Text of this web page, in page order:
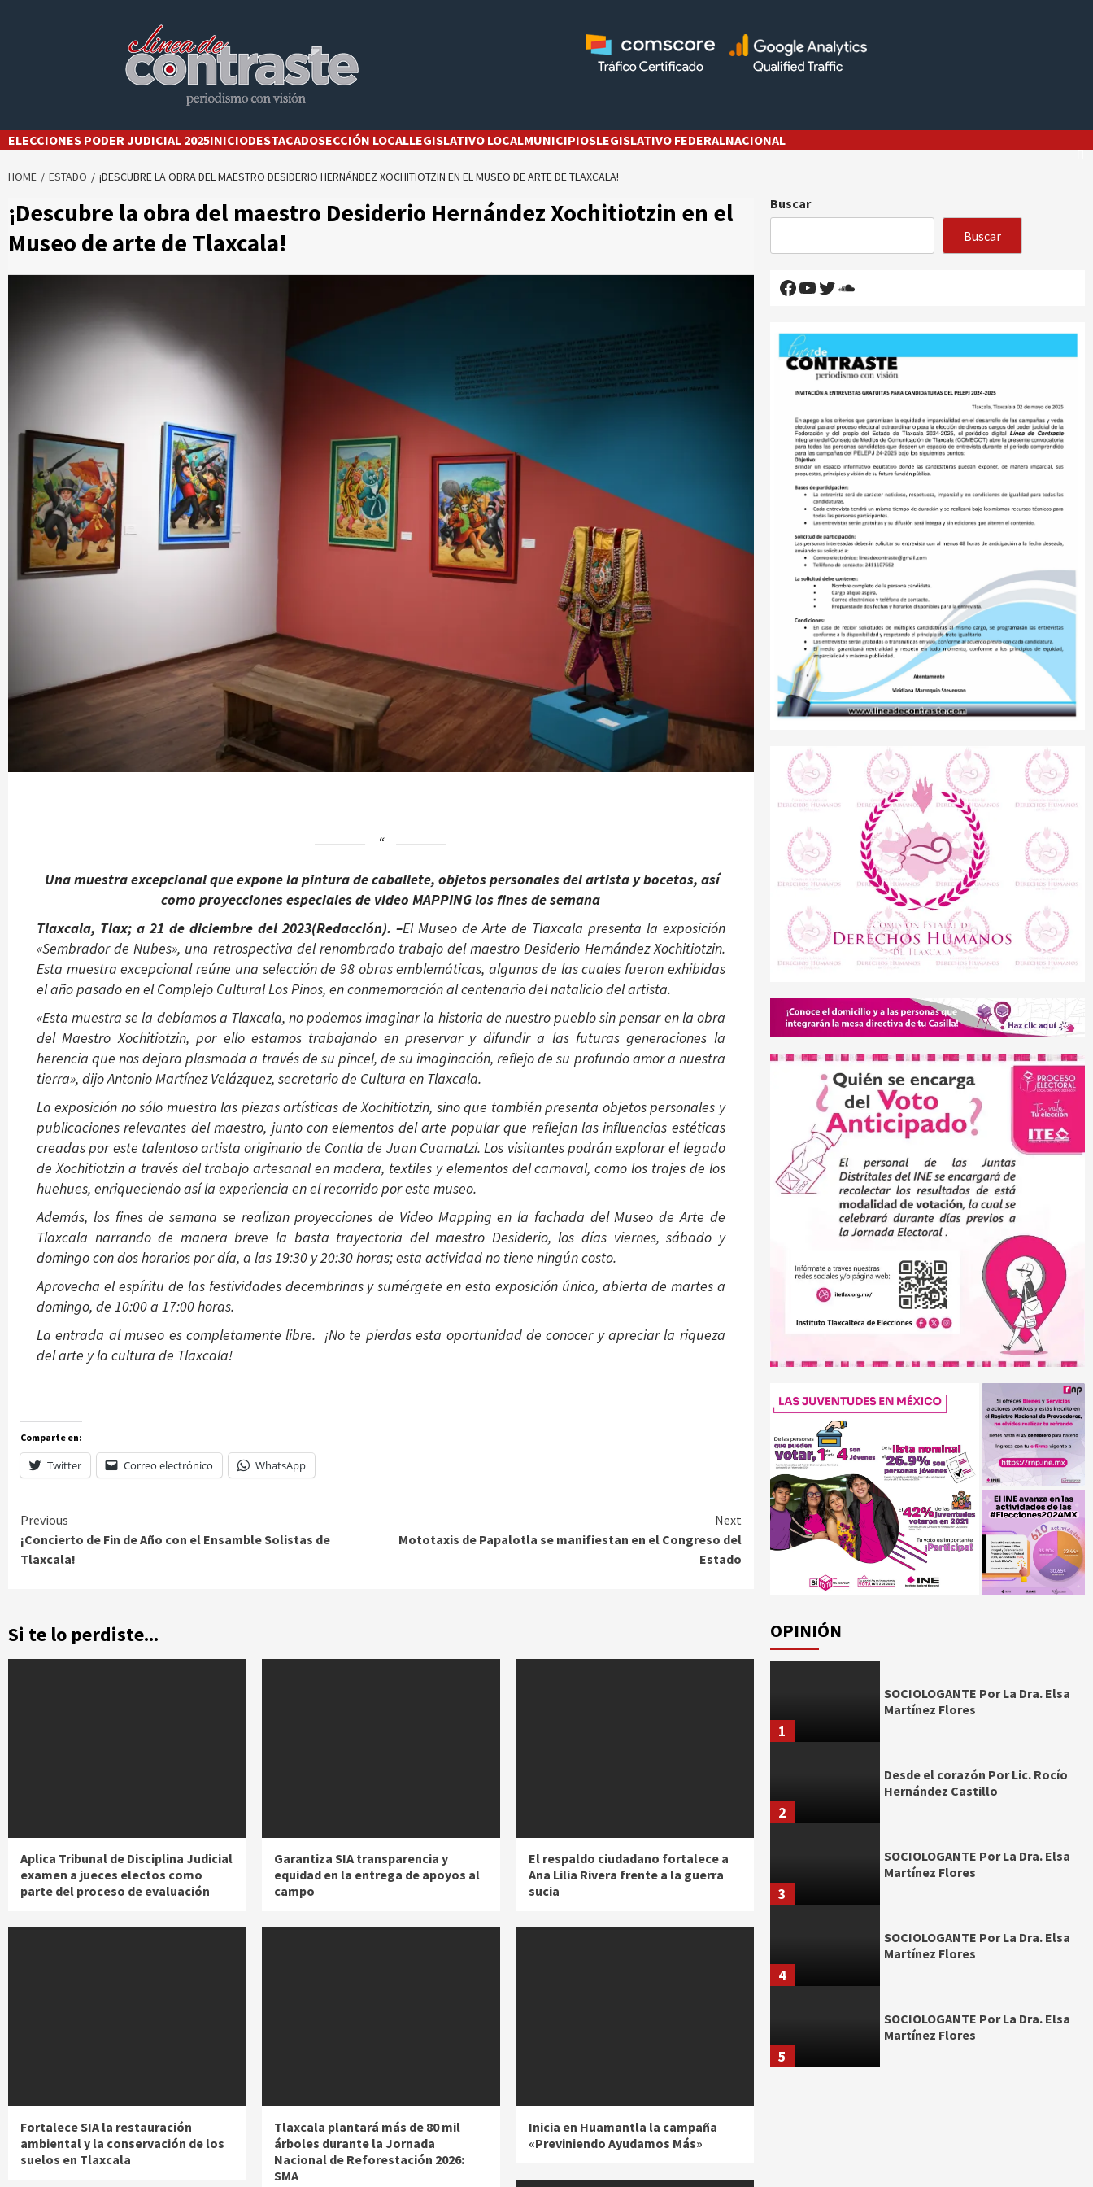
ELECCIONES PODER JUDICIAL 2025INICIODESTACADOSECCIÓN LOCALLEGISLATIVO LOCALMUNICIPIOSLEGISLATIVO FEDERALNACIONAL
HOME ESTADO ¡DESCUBRE LA OBRA DEL MAESTRO DESIDERIO HERNÁNDEZ XOCHITIOTZIN EN EL MUSEO DE ARTE DE TLAXCALA!
¡Descubre la obra del maestro Desiderio Hernández Xochitiotzin en el
Museo de arte de Tlaxcala!
Una muestra excepcional que expone la pintura de caballete, objetos personales del artista y bocetos, así
como proyecciones especiales de video MAPPING los fines de semana
Tlaxcala, Tlax; a 21 de diciembre del 2023(Redacción). –El Museo de Arte de Tlaxcala presenta la exposición
«Sembrador de Nubes», una retrospectiva del renombrado trabajo del maestro Desiderio Hernández Xochitiotzin.
Esta muestra excepcional reúne una selección de 98 obras emblemáticas, algunas de las cuales fueron exhibidas
el año pasado en el Complejo Cultural Los Pinos, en conmemoración al centenario del natalicio del artista.
«Esta muestra se la debíamos a Tlaxcala, no podemos imaginar la historia de nuestro pueblo sin pensar en la obra
del Maestro Xochitiotzin, por ello estamos trabajando en preservar y difundir a las futuras generaciones la
herencia que nos dejara plasmada a través de su pincel, de su imaginación, reflejo de su profundo amor a nuestra
tierra», dijo Antonio Martínez Velázquez, secretario de Cultura en Tlaxcala.
La exposición no sólo muestra las piezas artísticas de Xochitiotzin, sino que también presenta objetos personales y
publicaciones relevantes del maestro, junto con elementos del arte popular que reflejan las influencias estéticas
creadas por este talentoso artista originario de Contla de Juan Cuamatzi. Los visitantes podrán explorar el legado
de Xochitiotzin a través del trabajo artesanal en madera, textiles y elementos del carnaval, como los trajes de los
huehues, enriqueciendo así la experiencia en el recorrido por este museo.
Además, los fines de semana se realizan proyecciones de Video Mapping en la fachada del Museo de Arte de
Tlaxcala narrando de manera breve la basta trayectoria del maestro Desiderio, los días viernes, sábado y
domingo con dos horarios por día, a las 19:30 y 20:30 horas; esta actividad no tiene ningún costo.
Aprovecha el espíritu de las festividades decembrinas y sumérgete en esta exposición única, abierta de martes a
domingo, de 10:00 a 17:00 horas.
La entrada al museo es completamente libre. ¡No te pierdas esta oportunidad de conocer y apreciar la riqueza
del arte y la cultura de Tlaxcala!
Comparte en:
Twitter Correo electrónico WhatsApp
Continue
Reading
Previous
¡Concierto de Fin de Año con el Ensamble Solistas de
Tlaxcala!
Next
Mototaxis de Papalotla se manifiestan en el Congreso del
Estado
Si te lo perdiste...
Aplica Tribunal de Disciplina Judicial
examen a jueces electos como
parte del proceso de evaluación
Garantiza SIA transparencia y
equidad en la entrega de apoyos al
campo
El respaldo ciudadano fortalece a
Ana Lilia Rivera frente a la guerra
sucia
Fortalece SIA la restauración
ambiental y la conservación de los
suelos en Tlaxcala
Tlaxcala plantará más de 80 mil
árboles durante la Jornada
Nacional de Reforestación 2026:
SMA
Inicia en Huamantla la campaña
«Previniendo Ayudamos Más»
Buscar
Buscar
Facebook
YouTube
Twitter
SoundCloud
OPINIÓN
1
SOCIOLOGANTE Por La Dra. Elsa
Martínez Flores
2
Desde el corazón Por Lic. Rocío
Hernández Castillo
3
SOCIOLOGANTE Por La Dra. Elsa
Martínez Flores
4
SOCIOLOGANTE Por La Dra. Elsa
Martínez Flores
5
SOCIOLOGANTE Por La Dra. Elsa
Martínez Flores